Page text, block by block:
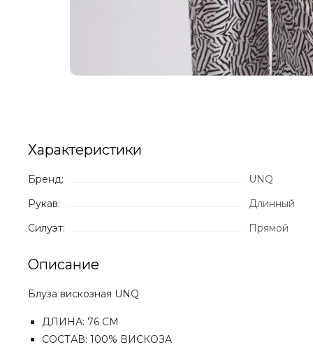
Характеристики
Бренд:
UNQ
Рукав:
Длинный
Силуэт:
Прямой
Описание
Блуза вискозная UNQ
ДЛИНА: 76 СМ
СОСТАВ: 100% ВИСКОЗА